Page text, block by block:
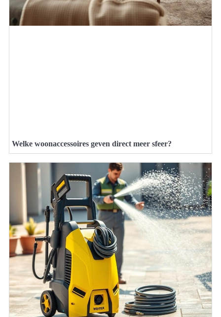
Welke woonaccessoires geven direct meer sfeer?